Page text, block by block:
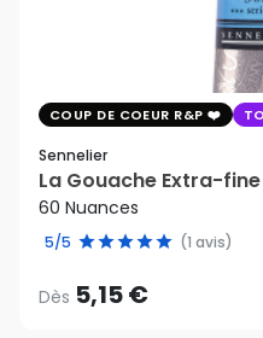
COUP DE COEUR R&P
Sennelier
La Gouache Extra-
60 Nuances
5/5 (1 avis)
Dès 5,15 €